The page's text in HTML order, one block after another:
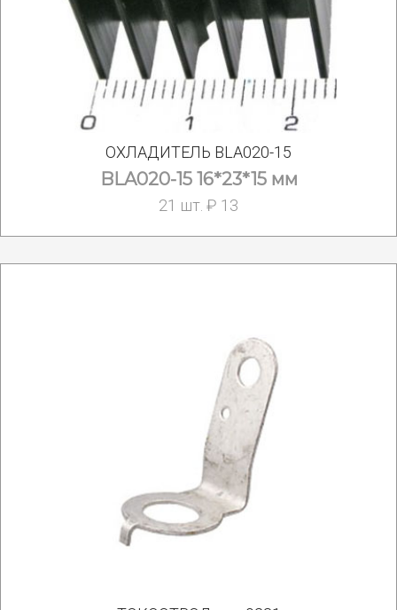
ОХЛАДИТЕЛЬ BLA020-15
BLA020-15 16*23*15 мм
21 шт. ₽ 13